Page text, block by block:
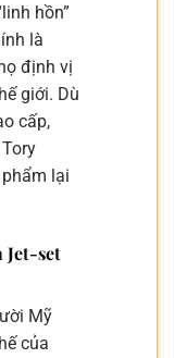
hồn”
là
định vị
giới. Dù
cấp,
lại
Jet-set
Mỹ
của